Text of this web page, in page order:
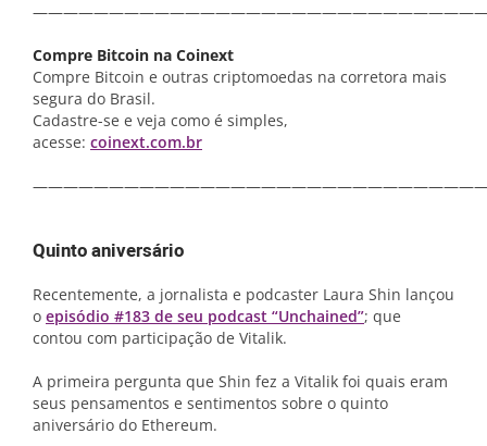
Compre Bitcoin na Coinext
Compre Bitcoin e outras criptomoedas na corretora mais
segura do Brasil.
Cadastre-se e veja como é simples,
acesse: coinext.com.br
Quinto aniversário
Recentemente, a jornalista e podcaster Laura Shin lançou
o episódio #183 de seu podcast “Unchained”; que
contou com participação de Vitalik.
A primeira pergunta que Shin fez a Vitalik foi quais eram
seus pensamentos e sentimentos sobre o quinto
aniversário do Ethereum.